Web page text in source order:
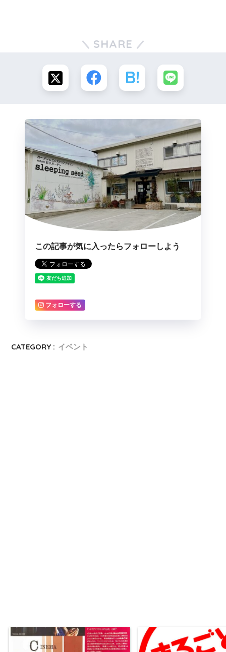
SHARE
この記事が気に入ったらフォローしよう
フォローする
CATEGORY : イベント